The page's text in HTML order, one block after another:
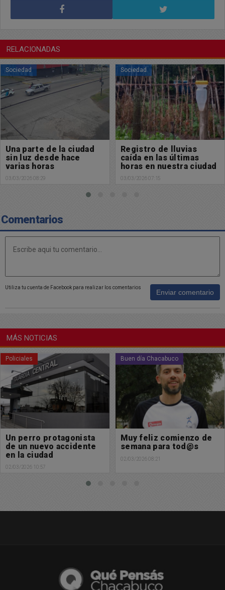
RELACIONADAS
Sociedad
Registro de lluvias
caída en las últimas
horas en nuestra ciudad
03/03/2026 07:15
Sociedad
El Ciclo Lectivo 2026
arranca en gran parte
del país con un paro
nacional docente
02/03/2026 09:20
Comentarios
Utiliza tu cuenta de Facebook para realizar los comentarios
Enviar comentario
MÁS NOTICIAS
Buen día Chacabuco
Muy feliz comienzo de
semana para tod@s
02/03/2026 08:21
Buen día Chacabuco
Feliz domingo para
tod@s
01/03/2026 07:51